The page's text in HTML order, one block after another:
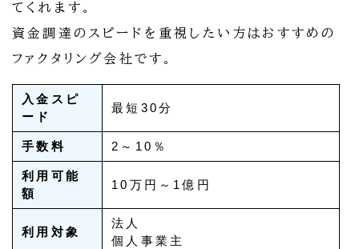
てくれます。
資金調達のスピードを重視したい方はおすすめの
ファクタリング会社です。
入金スピ
ード
最短30分
手数料 2～10％
利用可能
額
10万円～1億円
利用対象
法人
個人事業主